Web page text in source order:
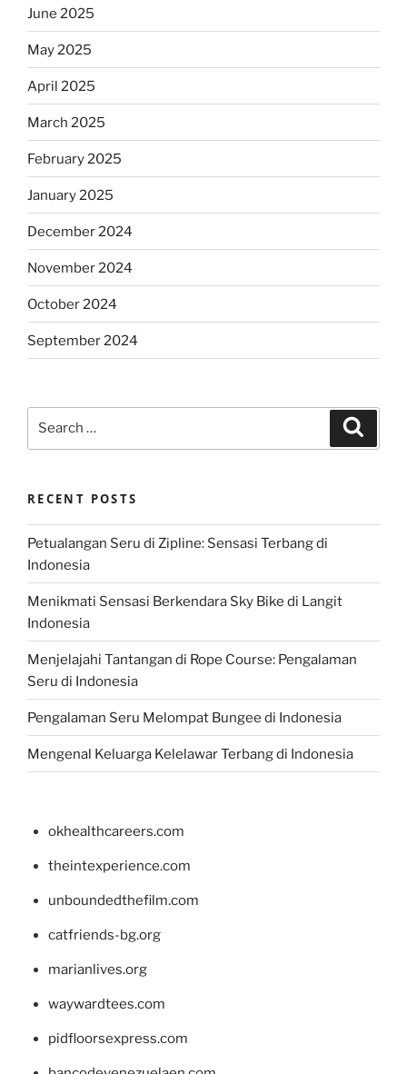
June 2025
May 2025
April 2025
March 2025
February 2025
January 2025
December 2024
November 2024
October 2024
September 2024
RECENT POSTS
Petualangan Seru di Zipline: Sensasi Terbang di
Indonesia
Menikmati Sensasi Berkendara Sky Bike di Langit
Indonesia
Menjelajahi Tantangan di Rope Course: Pengalaman
Seru di Indonesia
Pengalaman Seru Melompat Bungee di Indonesia
Mengenal Keluarga Kelelawar Terbang di Indonesia
okhealthcareers.com
theintexperience.com
unboundedthefilm.com
catfriends-bg.org
marianlives.org
waywardtees.com
pidfloorsexpress.com